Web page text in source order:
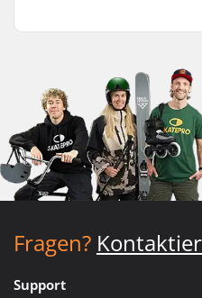
Fragen?
Support